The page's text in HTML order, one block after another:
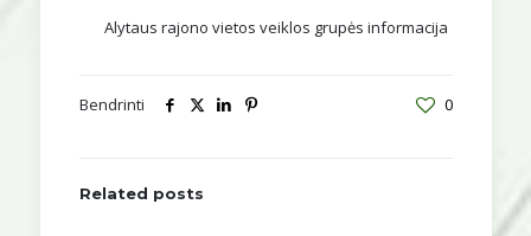
Alytaus rajono vietos veiklos grupės informacija
Bendrinti 0
Related posts